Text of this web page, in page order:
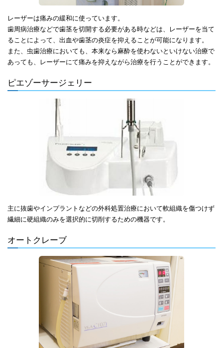
レーザーは痛みの緩和に使っています。
歯周病治療などで歯茎を切開する必要がある時などは、レーザーを当て
ることによって、出血や歯茎の炎症を抑えることが可能になります。
また、虫歯治療においても、本来なら麻酔を使わないといけない治療で
あっても、レーザーにて痛みを抑えながら治療を行うことができます。
ピエゾーサージェリー
主に抜歯やインプラントなどの外科処置治療において軟組織を傷つけず
繊細に硬組織のみを選択的に切削するための機器です。
オートクレーブ